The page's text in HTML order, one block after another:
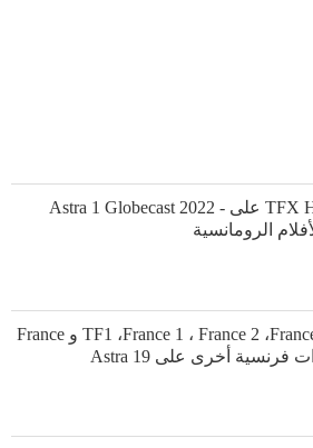
تردد TFX HD على Astra 1 Globecast 2022 -
تردد TF1 ،France 1 ، France 2 ،France 3 و France